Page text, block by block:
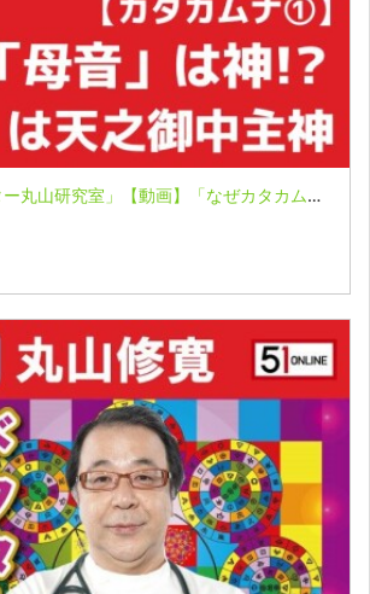
第７０回「ドクター丸山研究室」【動画】「なぜカタカムナ人は争わなかったのか？」「一人ひとりがシャボン玉!?」